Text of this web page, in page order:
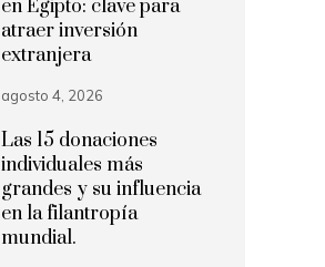
en Egipto: clave para
atraer inversión
extranjera
agosto 4, 2026
Las 15 donaciones
individuales más
grandes y su influencia
en la filantropía
mundial.